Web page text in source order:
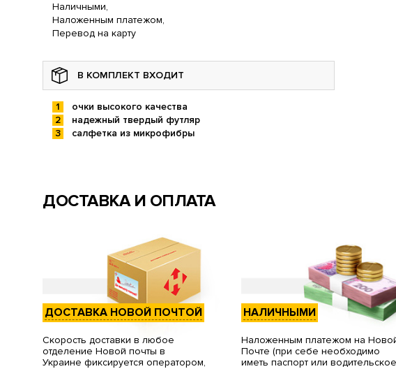
Наличными,
Наложенным платежом,
Перевод на карту
В КОМПЛЕКТ ВХОДИТ
очки высокого качества
надежный твердый футляр
салфетка из микрофибры
ДОСТАВКА И ОПЛАТА
ДОСТАВКА НОВОЙ ПОЧТОЙ
Скорость доставки в любое
отделение Новой почты в
Украине фиксируется оператором,
НАЛИЧНЫМИ
Наложенным платежом на
Почте (при себе необходимо
иметь паспорт или водительское